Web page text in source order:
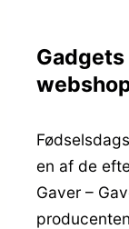
en af de
Gaver –